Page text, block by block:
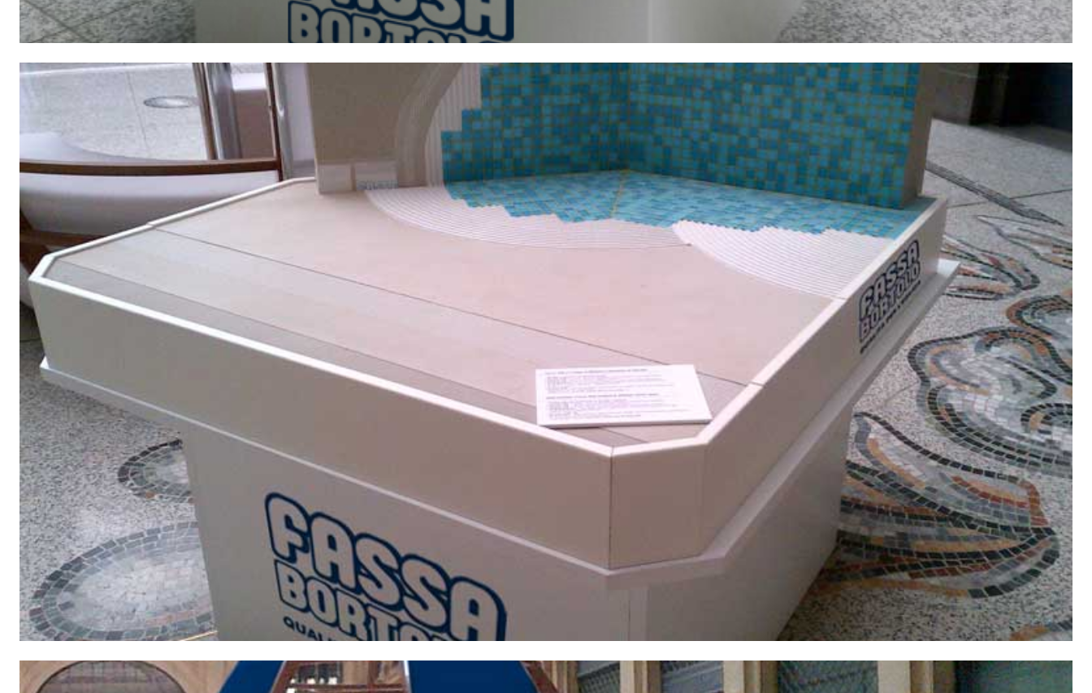
Sistema ISOLAMENTO TERMICO FASSATHERM COLLANTI E RASANTI
A 96 RESPHIRA
Collante-rasante alleggerito, fibrato, con calce idraulica naturale NHL 3,5
e speciali inerti alleggeriti